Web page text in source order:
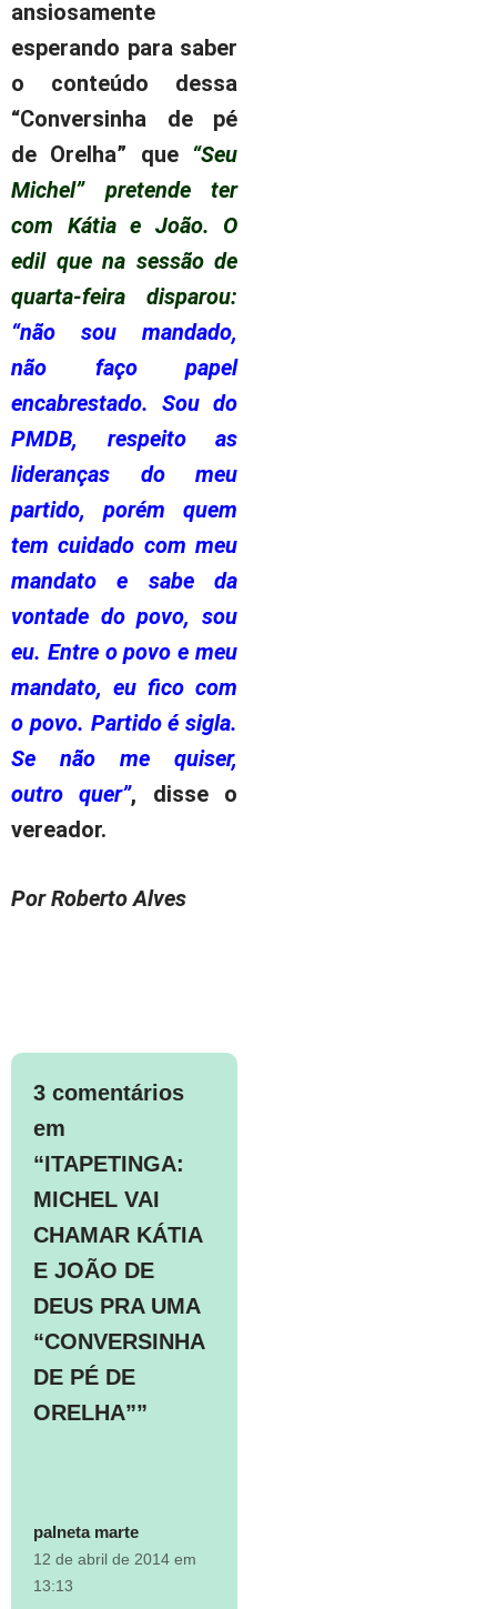
ansiosamente
esperando para saber
o conteúdo dessa
“Conversinha de pé
de Orelha” que “Seu
Michel” pretende ter
com Kátia e João. O
edil que na sessão de
quarta-feira disparou:
“não sou mandado,
não faço papel
encabrestado. Sou do
PMDB, respeito as
lideranças do meu
partido, porém quem
tem cuidado com meu
mandato e sabe da
vontade do povo, sou
eu. Entre o povo e meu
mandato, eu fico com
o povo. Partido é sigla.
Se não me quiser,
outro quer”, disse o
vereador.
Por Roberto Alves
3 comentários
em
“ITAPETINGA:
MICHEL VAI
CHAMAR KÁTIA
E JOÃO DE
DEUS PRA UMA
“CONVERSINHA
DE PÉ DE
ORELHA””
palneta marte
12 de abril de 2014 em
13:13